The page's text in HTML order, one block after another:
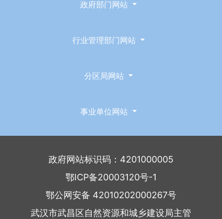
政府部门网站
行业管理部门网站
分区局网站
事业单位网站
政府网站标识码：4201000005
鄂ICP备20003120号-1
鄂公网安备 42010202000267号
武汉市武昌区自然资源和城乡建设局主管